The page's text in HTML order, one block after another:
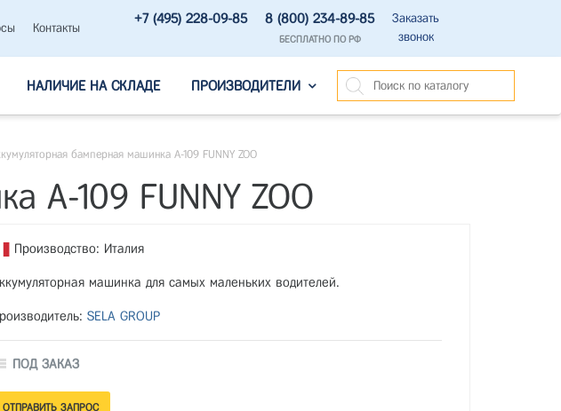
Контакты
+7 (495) 228-09-85 8 (800) 234-89-85
БЕСПЛАТНО ПО РФ
Заказать
звонок
НАЛИЧИЕ НА СКЛАДЕ ПРОИЗВОДИТЕЛИ
бамперная машинка А-109 FUNNY ZOO
А-109 FUNNY ZOO
Производство: Италия
машинка для самых маленьких водителей.
SELA GROUP
ПОД ЗАКАЗ